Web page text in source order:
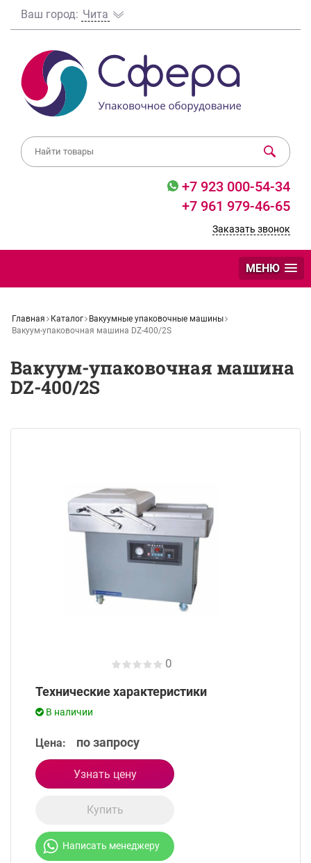
Ваш город: Чита
+7 923 000-54-34
+7 961 979-46-65
Заказать звонок
МЕНЮ
Главная Каталог
Вакуумные упаковочные машины
Вакуум-упаковочная машина DZ-400/2S
Вакуум-упаковочная машина
DZ-400/2S
0
Технические характеристики
В наличии
Цена: по запросу
Узнать цену
Купить
Написать менеджеру